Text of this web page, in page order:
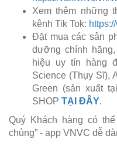
Xem thêm những
kênh Tik Tok:
Đặt mua các sản
dưỡng chính
hiệu uy tín hàng
Science (Thụy Sĩ),
Green (sản xuất
SHOP TẠI ĐÂY.
Quý Khách hàng có
chủng” - app VNVC dễ